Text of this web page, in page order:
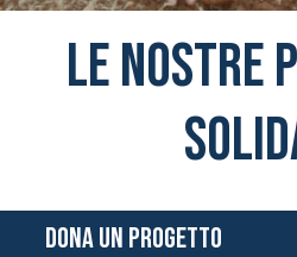
INSIEME
Con pochi click puoi
Le nostre
Dona un progetto